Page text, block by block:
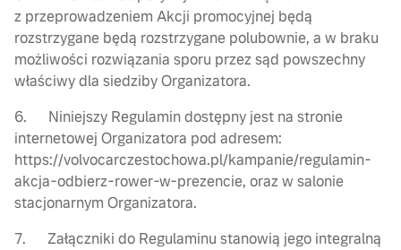
z przeprowadzeniem Akcji promocyjnej będą
rozstrzygane będą rozstrzygane polubownie, a w braku
możliwości rozwiązania sporu przez sąd powszechny
właściwy dla siedziby Organizatora.
6. Niniejszy Regulamin dostępny jest na stronie
internetowej Organizatora pod adresem:
https://volvocarczestochowa.pl/kampanie/regulamin-
akcja-odbierz-rower-w-prezencie, oraz w salonie
stacjonarnym Organizatora.
7. Załączniki do Regulaminu stanowią jego integralną